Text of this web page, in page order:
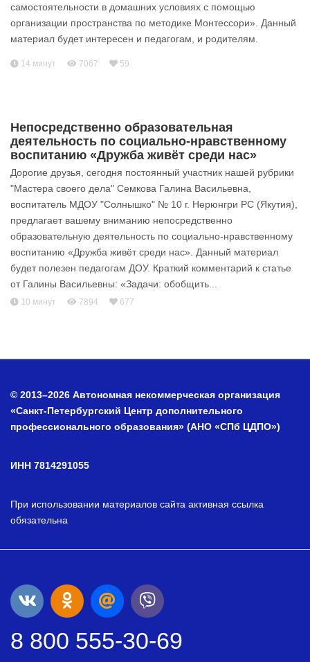
самостоятельности в домашних условиях с помощью
организации пространства по методике Монтессори». Данный
материал будет интересен и педагогам, и родителям.
14 минут 7067 59
Непосредственно образовательная
деятельность по социально-нравственному
воспитанию «Дружба живёт среди нас»
Дорогие друзья, сегодня постоянный участник нашей рубрики
"Мастера своего дела" Семкова Галина Васильевна,
воспитатель МДОУ "Солнышко" № 10 г. Нерюнгри РС (Якутия),
предлагает вашему вниманию непосредственно
образовательную деятельность по социально-нравственному
воспитанию «Дружба живёт среди нас». Данный материал
будет полезен педагогам ДОУ. Краткий комментарий к статье
от Галины Васильевны: «Задачи: обобщить...
10 минут 7894 677
© 2013–2026 Автономная некоммерческая организация
«Санкт-Петербургский Центр дополнительного
профессионального образования» (АНО «СПб ЦДПО»)
ИНН 7814291055
При использовании материалов сайта активная ссылка
обязательна
8 800 555-30-69